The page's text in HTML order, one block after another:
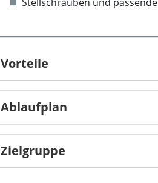
Vorteile
Ablaufplan
Zielgruppe